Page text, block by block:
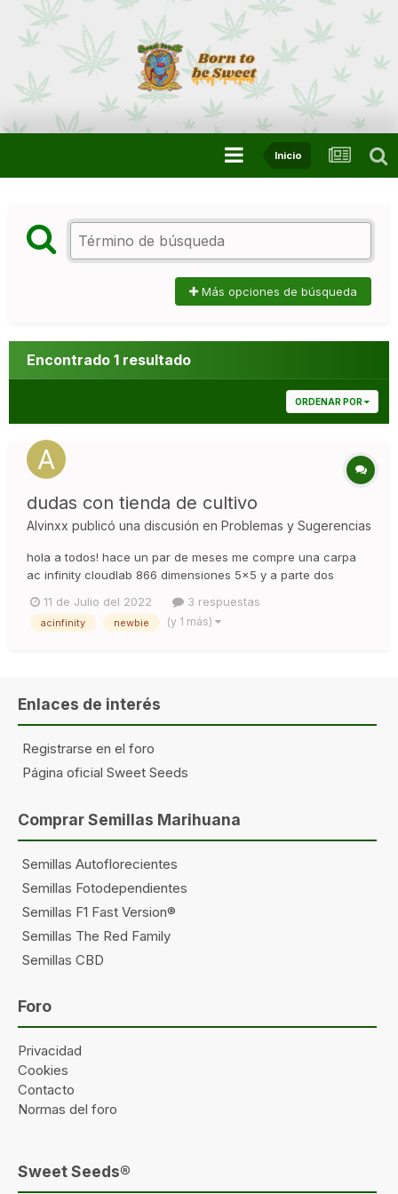
Inicio
Más opciones de búsqueda
Encontrado 1 resultado
ORDENAR POR
dudas con tienda de cultivo
Alvinxx publicó una discusión en Problemas y Sugerencias
hola a todos! hace un par de meses me compre una carpa
ac infinity cloudlab 866 dimensiones 5x5 y a parte dos
hace pocos dias vino un amigo y me dijo que eran lamparas
muy pequeñas para las dimensiones del tent. en caso de ser
11 de Julio del 2022 3 respuestas
acinfinity newbie (y 1 más)
Enlaces de interés
Registrarse en el foro
Página oficial Sweet Seeds
Comprar Semillas Marihuana
Semillas Autoflorecientes
Semillas Fotodependientes
Semillas F1 Fast Version®
Semillas The Red Family
Semillas CBD
Foro
Privacidad
Cookies
Contacto
Normas del foro
Sweet Seeds®